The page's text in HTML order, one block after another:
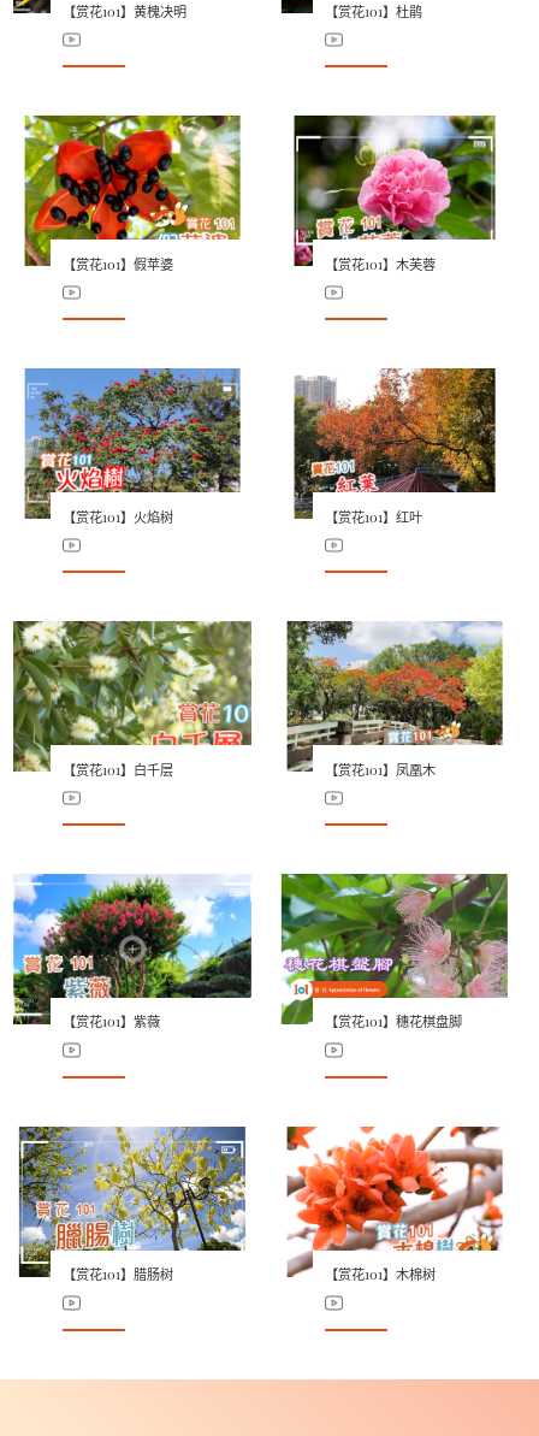
【赏花101】黄槐决明 【赏花101】杜鹃
【赏花101】假苹婆 【赏花101】木芙蓉
【赏花101】火焰树 【赏花101】红叶
【赏花101】白千层 【赏花101】凤凰木
【赏花101】紫薇 【赏花101】穗花棋盘脚
【赏花101】腊肠树 【赏花101】木棉树